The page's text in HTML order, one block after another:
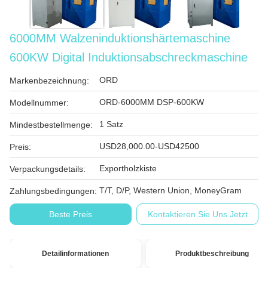
6000MM Walzeninduktionshärtemaschine
600KW Digital Induktionsabschreckmaschine
Markenbezeichnung: ORD
Modellnummer: ORD-6000MM DSP-600KW
Mindestbestellmenge: 1 Satz
Preis: USD28,000.00-USD42500
Verpackungsdetails: Exportholzkiste
Zahlungsbedingungen: T/T, D/P, Western Union, MoneyGram
Beste Preis Kontaktieren Sie Uns Jetzt
Detailinformationen Produktbeschreibung